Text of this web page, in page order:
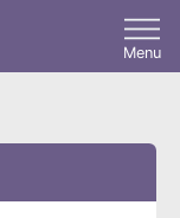
Menu